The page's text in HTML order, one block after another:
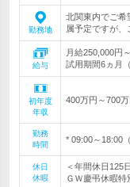
勤務地
北関東内でご希
属予定ですが
給与
月給250,000円
試用期間6ヵ月
初年度
年収
400万円～700万
勤務
時間
* 09:00～18:00
休日
休暇
＜年間休日125
ＧＷ慶弔休暇